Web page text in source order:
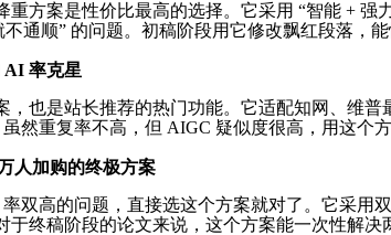
方案是性价比最高的选择。它采用 “智能 +
通顺” 的问题。初稿阶段用它修改飘红段落，
AI 率克星
也是站长推荐的热门功能。它适配知网、维
然重复率不高，但 AIGC 疑似度很高，用这个
人加购的终极方案
双高的问题，直接选这个方案就对了。它采
终稿阶段的论文来说，这个方案能一次性解